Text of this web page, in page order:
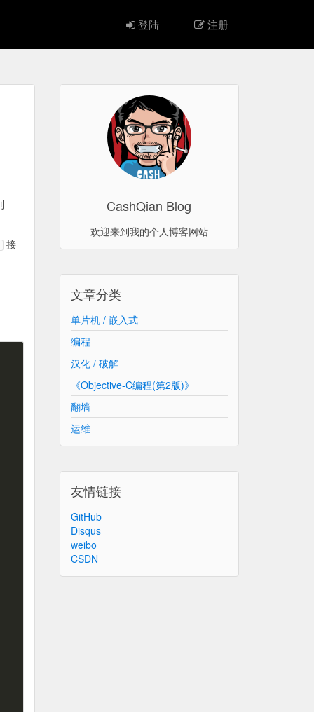
登陆 注册
接
CashQian Blog
欢迎来到我的个人博客网站
文章分类
单片机 / 嵌入式
编程
汉化 / 破解
《Objective-C编程(第2版)》
翻墙
运维
友情链接
GitHub
Disqus
weibo
CSDN